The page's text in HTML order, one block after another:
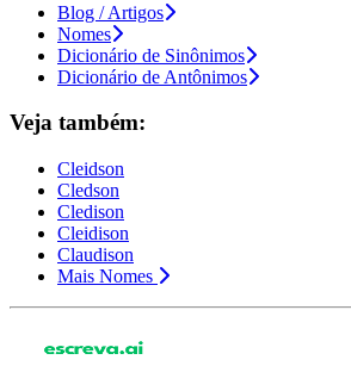
Blog / Artigos
Nomes
Dicionário de Sinônimos
Dicionário de Antônimos
Veja também:
Cleidson
Cledson
Cledison
Cleidison
Claudison
Mais Nomes